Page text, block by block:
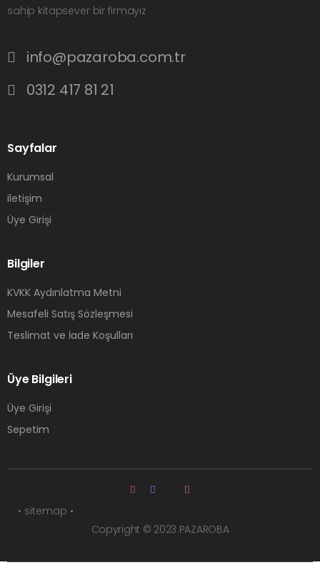
sahip kitapsever bir firmayız
info@pazaroba.com.tr
0312 417 81 21
Sayfalar
Kurumsal
iletişim
Üye Girişi
Bilgiler
KVKK Aydınlatma Metni
Mesafeli Satış Sözleşmesi
Teslimat ve İade Koşulları
Üye Bilgileri
Üye Girişi
Sepetim
Copyright © 2023 PAZAROBA
• sitemap •